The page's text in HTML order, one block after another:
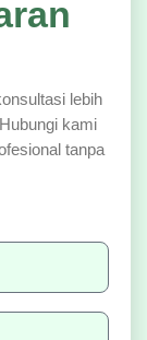
lebih
kami
tanpa